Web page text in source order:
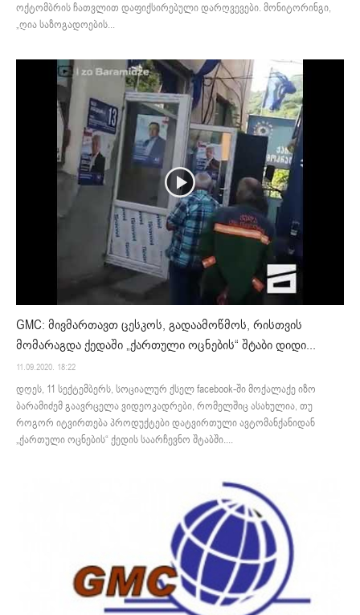
ოქტომბრის ჩათვლით დაფიქსირებული დარღვევები. მონიტორინგი,
„ღია საზოგადოების...
GMC: მივმართავთ ცესკოს, გადაამოწმოს, რისთვის
მომარაგდა ქედაში „ქართული ოცნების“ შტაბი დიდი...
11.09.2020. 18:22
დღეს, 11 სექტემბერს, სოციალურ ქსელ facebook-ში მოქალაქე იზო
ბარამიძემ გაავრცელა ვიდეოკადრები, რომელშიც ასახულია, თუ
როგორ იტვირთება პროდუქტები დატვირთული ავტომანქანიდან
„ქართული ოცნების“ ქედის საარჩევნო შტაბში....